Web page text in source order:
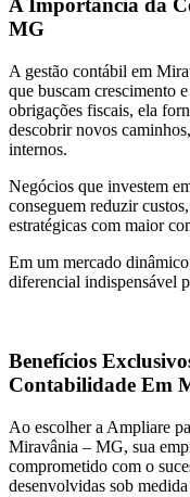
A Importância da
MG
A gestão contábil em
que buscam crescimento
obrigações fiscais, ela
descobrir novos
internos.
Negócios que investem
conseguem reduzir
estratégicas com maior
Em um mercado
diferencial indispensável
Benefícios
Contabilidade Em
Ao escolher a Ampliare
Miravânia – MG, sua
comprometido com o
desenvolvidas sob